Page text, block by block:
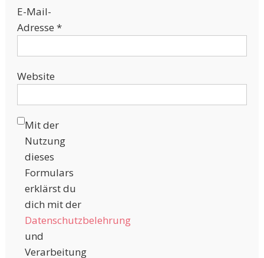
E-Mail-
Adresse *
Website
Mit der
Nutzung
dieses
Formulars
erklärst du
dich mit der
Datenschutzbelehrung
und
Verarbeitung